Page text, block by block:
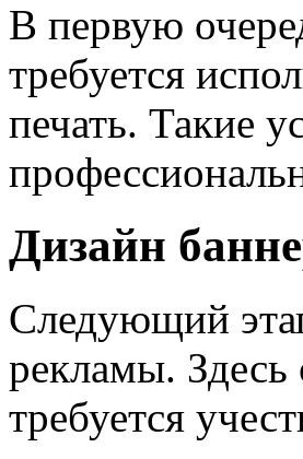
В первую
требуется
печать. Такие
Дизайн
Следующий
рекламы. Здесь
требуется